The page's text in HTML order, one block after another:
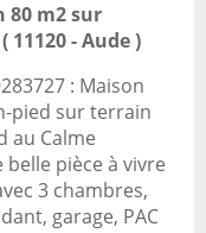
80 m2sur
( 11120 - Aude )
: Maison
pied sur terrain
au Calme
pièce à vivre
3 chambres,
garage, PAC